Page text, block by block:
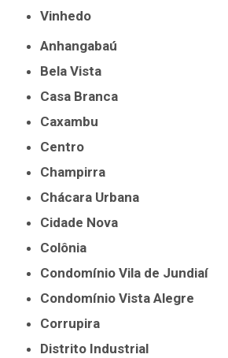
Vinhedo
Anhangabaú
Bela Vista
Casa Branca
Caxambu
Centro
Champirra
Chácara Urbana
Cidade Nova
Colônia
Condomínio Vila de Jundiaí
Condomínio Vista Alegre
Corrupira
Distrito Industrial